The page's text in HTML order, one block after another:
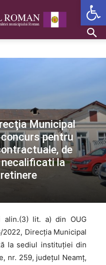
Municipal
pentru
de
la
lit. a) din OUG
2022, Direcţia Municipal
la sediul instituției din
nr. 259, județul Neamț,